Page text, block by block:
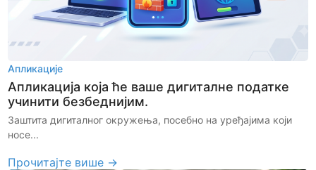
Апликације
Апликација која ће ваше дигиталне податке
учинити безбеднијим.
Заштита дигиталног окружења, посебно на уређајима који
носе...
Прочитајте више →